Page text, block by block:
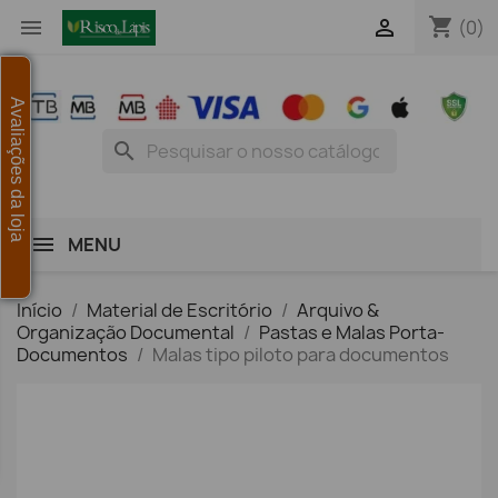
 shopping_cart (0)

search
MENU
Início Material de Escritório
Arquivo &
Organização Documental
Pastas e Malas Porta-
Documentos
Malas tipo piloto para documentos
Avaliações da loja